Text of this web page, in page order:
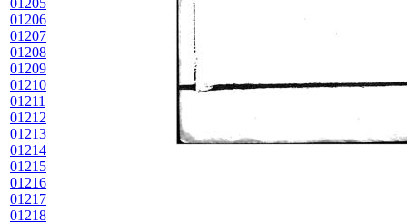
01205
01206
01207
01208
01209
01210
01211
01212
01213
01214
01215
01216
01217
01218